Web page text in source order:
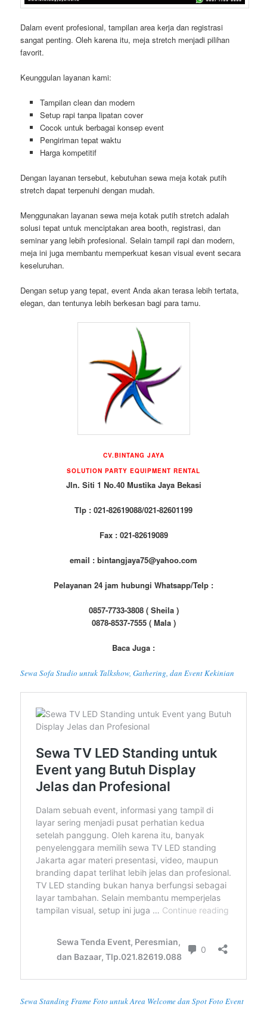
Dalam event profesional, tampilan area kerja dan registrasi
sangat penting. Oleh karena itu, meja stretch menjadi pilihan
favorit.
Keunggulan layanan kami:
Tampilan clean dan modern
Setup rapi tanpa lipatan cover
Cocok untuk berbagai konsep event
Pengiriman tepat waktu
Harga kompetitif
Dengan layanan tersebut, kebutuhan sewa meja kotak putih
stretch dapat terpenuhi dengan mudah.
Menggunakan layanan sewa meja kotak putih stretch adalah
solusi tepat untuk menciptakan area booth, registrasi, dan
seminar yang lebih profesional. Selain tampil rapi dan modern,
meja ini juga membantu memperkuat kesan visual event secara
keseluruhan.
Dengan setup yang tepat, event Anda akan terasa lebih tertata,
elegan, dan tentunya lebih berkesan bagi para tamu.
CV.BINTANG JAYA
SOLUTION PARTY EQUIPMENT RENTAL
Jln. Siti 1 No.40 Mustika Jaya Bekasi
Tlp : 021-82619088/021-82601199
Fax : 021-82619089
email : bintangjaya75@yahoo.com
Pelayanan 24 jam hubungi Whatsapp/Telp :
0857-7733-3808 ( Sheila )
0878-8537-7555 ( Mala )
Baca Juga :
Sewa Sofa Studio untuk Talkshow, Gathering, dan Event Kekinian
Sewa Standing Frame Foto untuk Area Welcome dan Spot Foto Event